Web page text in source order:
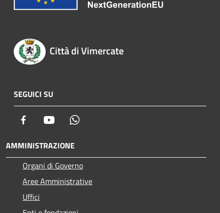
Città di Vimercate
SEGUICI SU
Facebook Youtube
AMMINISTRAZIONE
Organi di Governo
Aree Amministrative
Uffici